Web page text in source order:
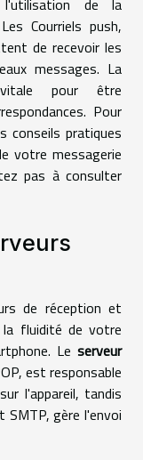
l'utilisation de la
Courriels push,
de recevoir les
messages. La
pour être
Pour
conseils pratiques
votre messagerie
pas à consulter
de réception et
la fluidité de votre
Le serveur
est responsable
l'appareil, tandis
SMTP, gère l'envoi